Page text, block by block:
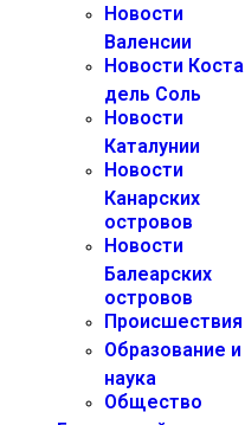
Новости
Валенсии
Новости Коста
дель Соль
Новости
Каталунии
Новости
Канарских
островов
Новости
Балеарских
островов
Происшествия
Образование и
наука
Общество